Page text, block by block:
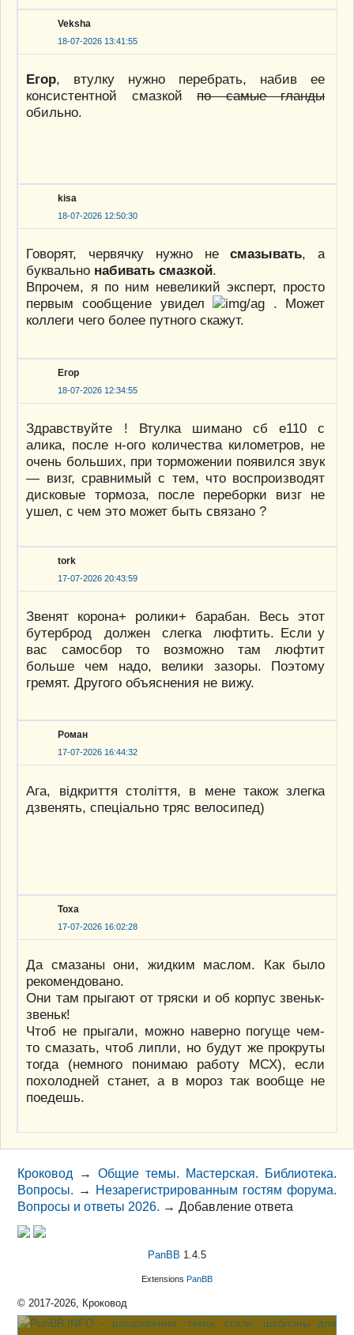
Veksha
18-07-2026 13:41:55
Егор, втулку нужно перебрать, набив ее
консистентной смазкойпо самые гланды
обильно.
kisa
18-07-2026 12:50:30
Говорят, червячку нужно несмазывать, а
буквально набивать смазкой.
Впрочем, я по ним невеликий эксперт, просто
первым сообщение увидел
. Может
коллеги чего более путного скажут.
Егор
18-07-2026 12:34:55
Здравствуйте ! Втулка шимано сб е110 с
алика, после н-ого количества километров, не
очень больших, при торможении появился звук
— визг, сравнимый с тем, что воспроизводят
дисковые тормоза, после переборки визг не
ушел, с чем это может быть связано ?
tork
17-07-2026 20:43:59
Звенят корона+ ролики+ барабан. Весь этот
бутерброд должен слегка люфтить. Если у
вас самосбор то возможно там люфтит
больше чем надо, велики зазоры. Поэтому
гремят. Другого объяснения не вижу.
Роман
17-07-2026 16:44:32
Ага, вiдкриття столiття, в мене також злегка
дзвенять, спецiально тряс велосипед)
Тоха
17-07-2026 16:02:28
Да смазаны они, жидким маслом. Как было
рекомендовано.
Они там прыгают от тряски и об корпус звеньк-
звеньк!
Чтоб не прыгали, можно наверно погуще чем-
то смазать, чтоб липли, но будут же прокруты
тогда (немного понимаю работу МСХ), если
похолодней станет, а в мороз так вообще не
поедешь.
Кроковод →Общие темы. Мастерская. Библиотека.
Вопросы. →
Незарегистрированным гостям форума.
Вопросы и ответы 2026. →Добавление ответа
PanBB 1.4.5
Extensions PanBB
© 2017-2026, Кроковод